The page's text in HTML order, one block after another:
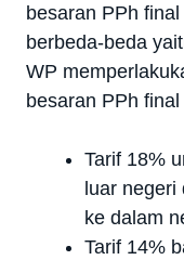
besaran PPh
berbeda-beda
WP
besaran PPh
Tarif 18%
luar negeri
ke dalam
Tarif 14%